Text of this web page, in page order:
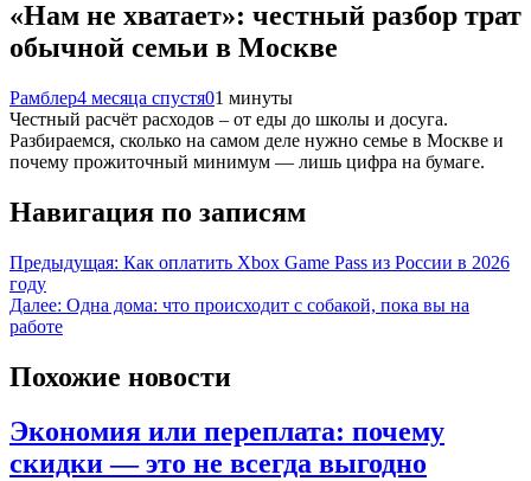
«Нам не хватает»: честный разбор трат
обычной семьи в Москве
Рамблер4 месяца спустя01 минуты
Честный расчёт расходов – от еды до школы и досуга.
Разбираемся, сколько на самом деле нужно семье в Москве и
почему прожиточный минимум — лишь цифра на бумаге.
Навигация по записям
Предыдущая: Как оплатить Xbox Game Pass из России в 2026
году
Далее: Одна дома: что происходит с собакой, пока вы на
работе
Похожие новости
Экономия или переплата: почему
скидки — это не всегда выгодно